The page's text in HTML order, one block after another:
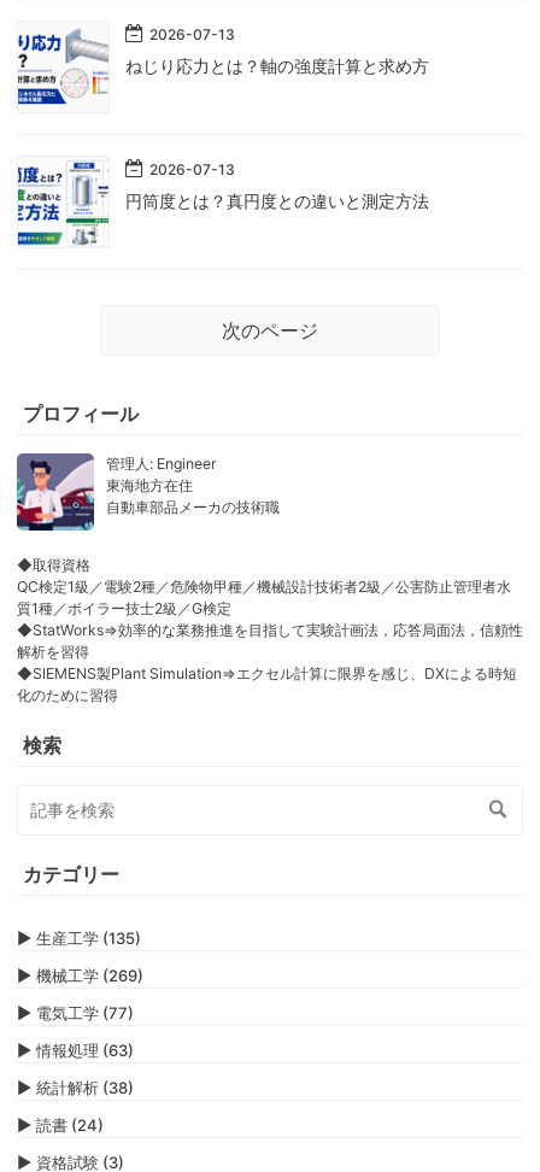
2026-07-13
ねじり応力とは？軸の強度計算と求め方
2026-07-13
円筒度とは？真円度との違いと測定方法
次のページ
プロフィール
管理人: Engineer
東海地方在住
自動車部品メーカの技術職
◆取得資格
QC検定1級／電験2種／危険物甲種／機械設計技術者2級／公害防止管理者水
質1種／ボイラー技士2級／G検定
◆StatWorks⇒効率的な業務推進を目指して実験計画法，応答局面法，信頼性
解析を習得
◆SIEMENS製Plant Simulation⇒エクセル計算に限界を感じ、DXによる時短
化のために習得
検索
カテゴリー
▶ 生産工学 (135)
▶ 機械工学 (269)
▶ 電気工学 (77)
▶ 情報処理 (63)
▶ 統計解析 (38)
▶ 読書 (24)
▶ 資格試験 (3)